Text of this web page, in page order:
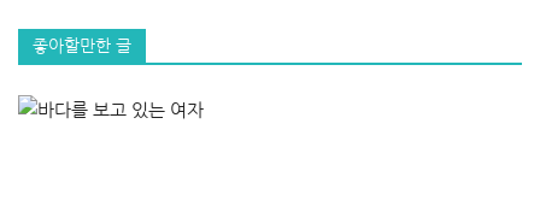
좋아할만한 글